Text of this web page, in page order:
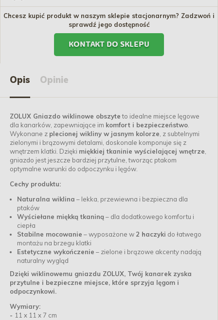
Chcesz kupić produkt w naszym sklepie stacjonarnym? Zadzwoń i
sprawdź jego dostępność
KONTAKT DO SKLEPU
Opis Opinie
ZOLUX Gniazdo wiklinowe obszyteto idealne miejsce lęgowe
dla kanarków, zapewniające im komfort i bezpieczeństwo
Wykonane z plecionej wikliny w jasnym kolorze , z subtelnymi
zielonymi i brązowymi detalami, doskonale komponuje się z
wnętrzem klatki. Dzięki miękkiej tkaninie wyścielającej wnętrze
gniazdo jest jeszcze bardziej przytulne, tworząc ptakom
optymalne warunki do odpoczynku i lęgów.
Cechy produktu:
Naturalna wiklina – lekka, przewiewna i bezpieczna dla
ptaków
Wyściełane miękką tkaniną – dla dodatkowego komfortu i
ciepła
Stabilne mocowanie – wyposażone w 2 haczyki do łatwego
montażu na brzegu klatki
Estetyczne wykończenie – zielone i brązowe akcenty nadają
naturalny wygląd
Dzięki wiklinowemu gniazdu ZOLUX, Twój kanarek zyska
przytulne i bezpieczne miejsce, które sprzyja lęgom i
odpoczynkowi.
Wymiary:
- 11 x 11 x 7 cm